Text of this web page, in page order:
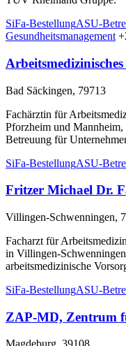
SiFa-BestellungASU-
Gesundheitsmanagement
Bad Säckingen, 79713
Fachärztin für
Pforzheim und Mannheim,
Betreuung für
SiFa-BestellungASU-
Fritzer Michael Dr.
Villingen-Schwenningen,
Facharzt für
in Villingen-
arbeitsmedizinische
SiFa-BestellungASU-
ZAP-MD, Zentrum